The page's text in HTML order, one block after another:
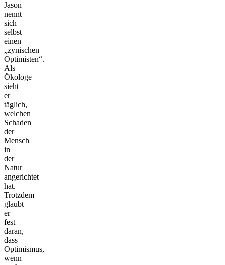
Jason
nennt
sich
selbst
einen
„zynischen
Optimisten“.
Als
Ökologe
sieht
er
täglich,
welchen
Schaden
der
Mensch
in
der
Natur
angerichtet
hat.
Trotzdem
glaubt
er
fest
daran,
dass
Optimismus,
wenn